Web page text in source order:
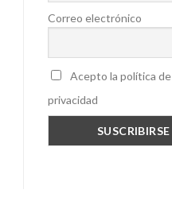
Correo electrónico
Acepto la política de
privacidad